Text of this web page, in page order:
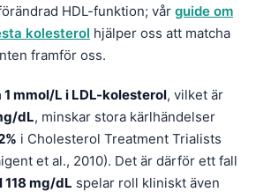
HDL-funktion; vår guide om
kolesterol hjälper oss att matcha
framför oss.
mmol/L i LDL-kolesterol, vilket är
dL, minskar stora kärlhändelser
i Cholesterol Treatment Trialists
et al., 2010). Det är därför ett fall
118 mg/dL spelar roll kliniskt även